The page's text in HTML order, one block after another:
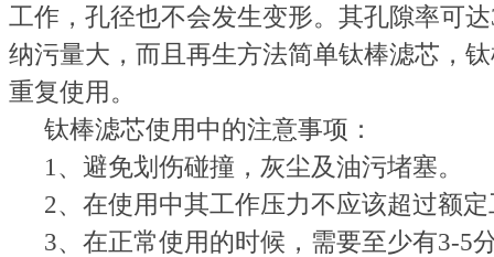
工作，孔径也不会发生变形。其孔隙率可达
纳污量大，而且再生方法简单钛棒滤芯，
重复使用。
钛棒滤芯使用中的注意事项：
1 、避免划伤碰撞，灰尘及油污堵塞。
2、在使用中其工作压力不应该超过额
3、在正常使用的时候，需要至少有3-5